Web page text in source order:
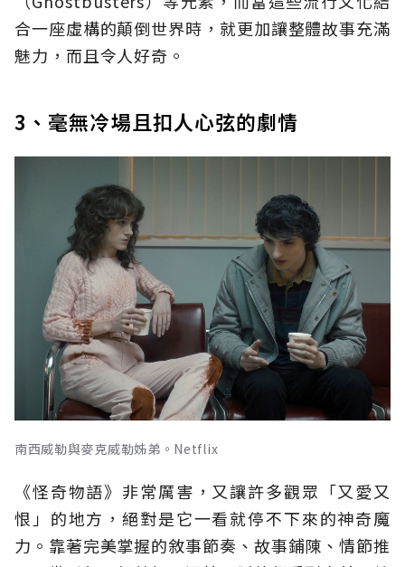
合一座虛構的顛倒世界時，就更加讓整體故事充滿
魅力，而且令人好奇。
3、毫無冷場且扣人心弦的劇情
南西威勒與麥克威勒姊弟。Netflix
《怪奇物語》非常厲害，又讓許多觀眾「又愛又
恨」的地方，絕對是它一看就停不下來的神奇魔
力。靠著完美掌握的敘事節奏、故事鋪陳、情節推